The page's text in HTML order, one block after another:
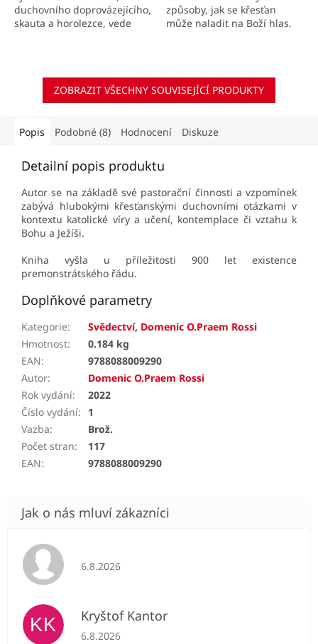
duchovního doprovázejícího,
skauta a horolezce, vede
způsoby, jak se křesťan
může naladit na Boží hlas.
ZOBRAZIT VŠECHNY SOUVISEJÍCÍ PRODUKTY
Popis Podobné (8) Hodnocení Diskuze
Detailní popis produktu
Autor se na základě své pastorační činnosti a vzpomínek
zabývá hlubokými křesťanskými duchovními otázkami v
kontextu katolické víry a učení, kontemplace či vztahu k
Bohu a Ježíši.
Kniha vyšla u příležitosti 900 let existence
premonstrátského řádu.
Doplňkové parametry
Kategorie: Svědectví, Domenic O.Praem Rossi
Hmotnost:
0.184 kg
EAN:
9788088009290
Autor:
Domenic O.Praem Rossi
Rok vydání:
2022
Číslo vydání:
1
Vazba:
Brož.
Počet stran:
117
EAN: 9788088009290
Hodnocení obchodu je 5 z 5 hvězdiček.
6.8.2026
KK Kryštof Kantor
Hodnocení obchodu je 5 z 5 hvězdiček.
6.8.2026